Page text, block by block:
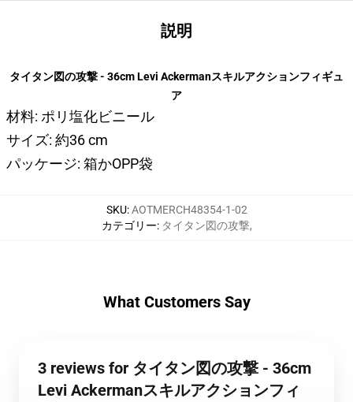
説明
タイタン図の攻撃 - 36cm Levi Ackermanスキルアクションフィギュ
ア
材料: ポリ塩化ビニール
サイズ: 約36 cm
パッケージ: 箱かOPP袋
SKU:AOTMERCH48354-1-02
カテゴリー: タイタン図の攻撃,
What Customers Say
3 reviews for タイタン図の攻撃 - 36cm
Levi Ackermanスキルアクションフィ